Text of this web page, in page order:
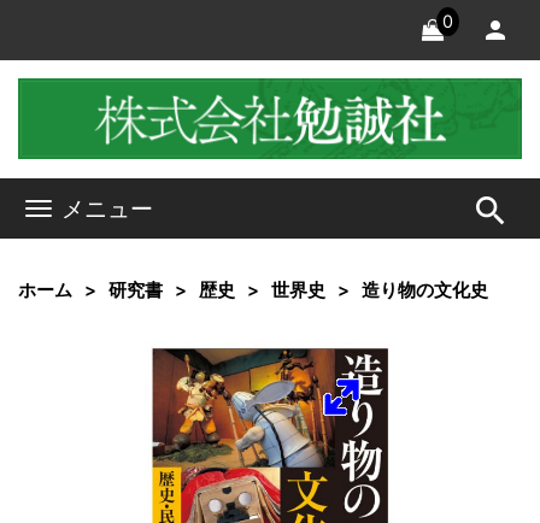
0
メニュー search
ホーム 研究書 歴史 世界史 造り物の文化史